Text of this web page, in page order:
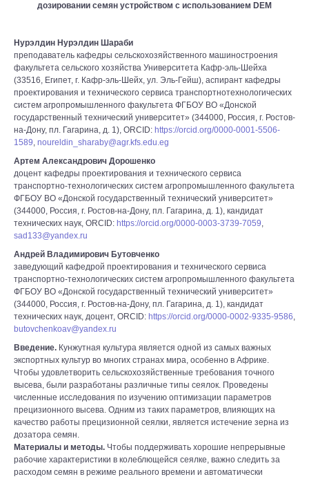
дозировании семян устройством c использованием DEM
Нурэлдин Нурэлдин Шараби
преподаватель кафедры сельскохозяйственного машиностроения
факультета сельского хозяйства Университета Кафр-эль-Шейха
(33516, Египет, г. Кафр-эль-Шейх, ул. Эль-Гейш), аспирант кафедры
проектирования и технического сервиса транспортнотехнологических
систем агропромышленного факультета ФГБОУ ВО «Донской
государственный технический университет» (344000, Россия, г. Ростов-
на-Дону, пл. Гагарина, д. 1), ORCID: https://orcid.org/0000-0001-5506-
1589, noureldin_sharaby@agr.kfs.edu.eg
Артем Александрович Дорошенко
доцент кафедры проектирования и технического сервиса
транспортно-технологических систем агропромышленного факультета
ФГБОУ ВО «Донской государственный технический университет»
(344000, Россия, г. Ростов-на-Дону, пл. Гагарина, д. 1), кандидат
технических наук, ORCID: https://orcid.org/0000-0003-3739-7059,
sad133@yandex.ru
Андрей Владимирович Бутовченко
заведующий кафедрой проектирования и технического сервиса
транспортно-технологических систем агропромышленного факультета
ФГБОУ ВО «Донской государственный технический университет»
(344000, Россия, г. Ростов-на-Дону, пл. Гагарина, д. 1), кандидат
технических наук, доцент, ORCID: https://orcid.org/0000-0002-9335-9586,
butovchenkoav@yandex.ru
Введение. Кунжутная культура является одной из самых важных
экспортных культур во многих странах мира, особенно в Африке.
Чтобы удовлетворить сельскохозяйственные требования точного
высева, были разработаны различные типы сеялок. Проведены
численные исследования по изучению оптимизации параметров
прецизионного высева. Одним из таких параметров, влияющих на
качество работы прецизионной сеялки, является истечение зерна из
дозатора семян.
Материалы и методы. Чтобы поддерживать хорошие непрерывные
рабочие характеристики в колеблющейся сеялке, важно следить за
расходом семян в режиме реального времени и автоматически